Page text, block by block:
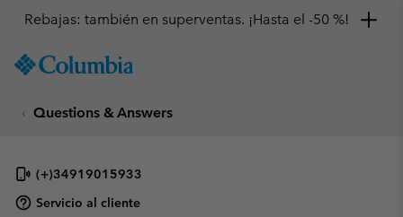
TO
SKIP
NAV
SKIP
Rebajas: también en superventas. ¡Hasta el -50 %!
Questions & Answers
(+)34919015933
Servicio al cliente